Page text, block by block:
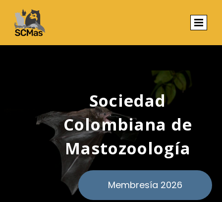
Sociedad
Colombiana de
Mastozoología
Membresía 2026